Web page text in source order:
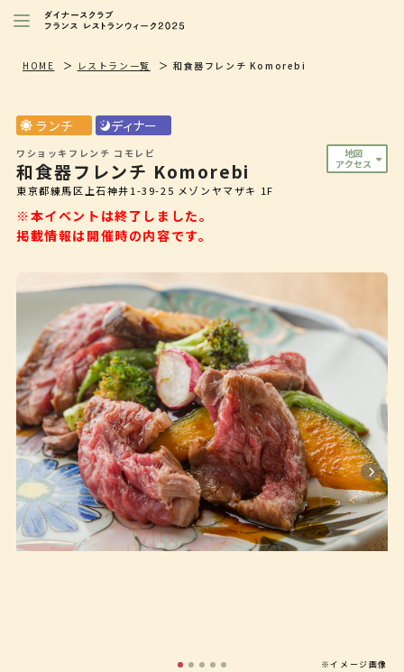
レストランを探す
特別イベント/キャンペーン
ニュース
店舗/プレス向け
HOME レストラン一覧 和食器フレンチ Komorebi
和食器フレンチ Komorebi
ワショッキフレンチ コモレビ
東京都練馬区上石神井1-39-25 メゾンヤマザキ 1F
※本イベントは終了しました。
掲載情報は開催時の内容です。
ランチ ディナー
地図
アクセス
※イメージ画像